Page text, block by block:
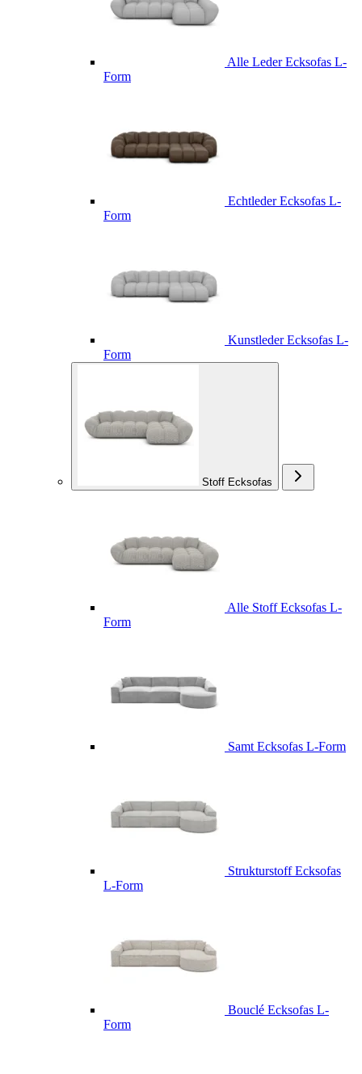
Alle Leder Ecksofas L-
Form
Echtleder Ecksofas L-
Form
Kunstleder Ecksofas L-
Form
Stoff Ecksofas
Alle Stoff Ecksofas L-
Form
Samt Ecksofas L-Form
Strukturstoff Ecksofas
L-Form
Bouclé Ecksofas L-
Form